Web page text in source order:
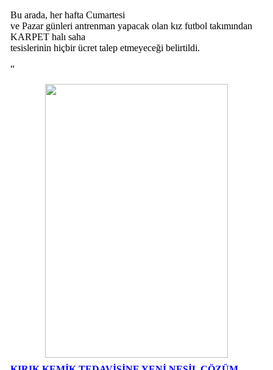
Bu arada, her hafta Cumartesi
ve Pazar günleri antrenman yapacak olan kız futbol takımından
KARPET halı saha
tesislerinin hiçbir ücret talep etmeyeceği belirtildi.
“